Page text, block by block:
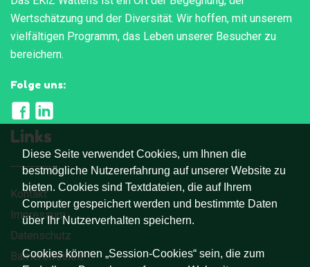
Diese Seite verwendet Cookies, um Ihnen die
bestmögliche Nutzererfahrung auf unserer Website zu
bieten. Cookies sind Textdateien, die auf Ihrem
Computer gespeichert werden und bestimmte Daten
über Ihr Nutzerverhalten speichern.
Cookies können „Session-Cookies“ sein, die zum
Wertschätzung und der Diversität. Wir hoffen, mit unserem
vielfältigen Programm, das Leben unserer Besucher zu
bereichern.
Folge uns:
Links
Kontakt
Impressum
Datenschutz
Barrierefreiheit